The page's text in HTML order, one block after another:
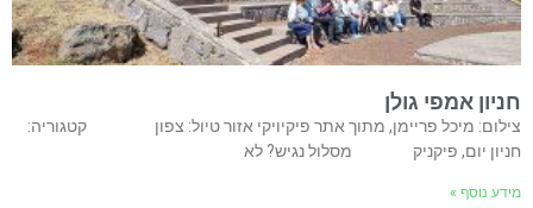
חניון אמפי גולן
צילום: מיכל פריימן, מתוך אתר פיקיויקי אזור טיול: צפון קטגוריה:
חניון יום, פיקניק מסלול נגיש? לא
מידע נוסף »